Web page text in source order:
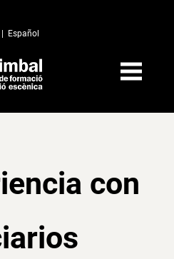
Español
con